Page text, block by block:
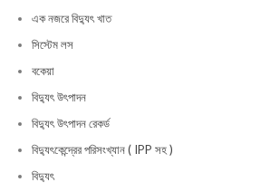
এক নজরে বিদ্যুৎ খাত
সিস্টেম লস
বকেয়া
বিদ্যুৎ উৎপাদন
বিদ্যুৎ উৎপাদন রেকর্ড
বিদ্যুৎকেন্দ্রের পরিসংখ্যান ( IPP সহ )
বিদ্যুৎ